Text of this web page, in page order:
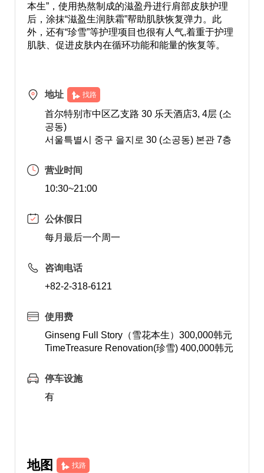
本生”，使用热熬制成的滋盈丹进行肩部皮肤护理
后，涂抹“滋盈生润肤霜”帮助肌肤恢复弹力。此
外，还有“珍雪”等护理项目也很有人气,着重于护理
肌肤、促进皮肤内在循环功能和能量的恢复等。
地址 找路
首尔特别市中区乙支路 30 乐天酒店3, 4层 (소
공동)
서울특별시 중구 을지로 30 (소공동) 본관 7층
营业时间
10:30~21:00
公休假日
每月最后一个周一
咨询电话
+82-2-318-6121
使用费
Ginseng Full Story（雪花本生）300,000韩元
TimeTreasure Renovation(珍雪) 400,000韩元
停车设施
有
地图 找路